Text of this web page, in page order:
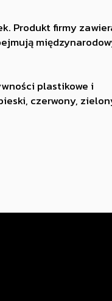
Produkt firmy
plastikowe i
czerwony,